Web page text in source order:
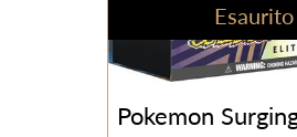
Esaurito
Pokemon